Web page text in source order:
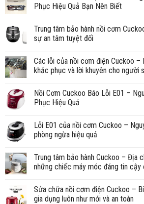
Phục Hiệu Quả Bạn Nên Biết
Trung tâm bảo hành nồi cơm
sự an tâm tuyệt đối
Các lỗi của nồi cơm điện Cuckoo –
khắc phục và lời khuyên cho người
Nồi Cơm Cuckoo Báo Lỗi E01 –
Phục Hiệu Quả
Lỗi E01 của nồi cơm Cuckoo –
phòng ngừa hiệu quả
Trung tâm bảo hành Cuckoo – Địa
những chiếc máy móc đáng tin cậy
Sửa chữa nồi cơm điện Cuckoo –
gia dụng luôn như mới và an toàn